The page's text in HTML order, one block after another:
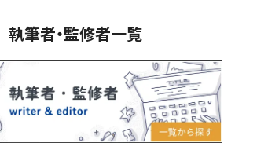
執筆者・監修者一覧